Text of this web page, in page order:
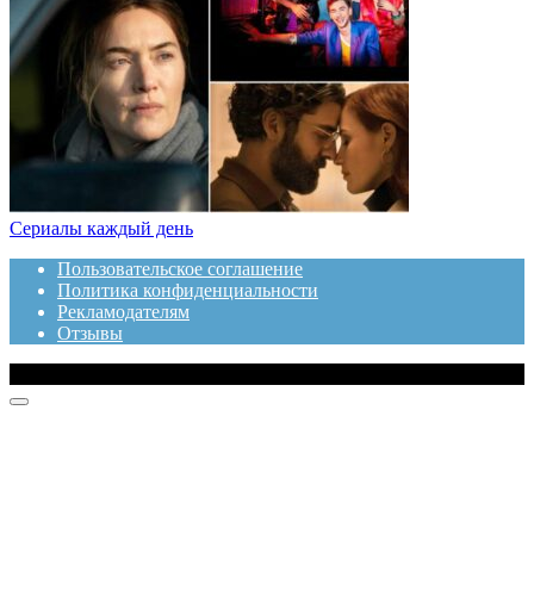
Сериалы каждый день
Пользовательское соглашение
Политика конфиденциальности
Рекламодателям
Отзывы